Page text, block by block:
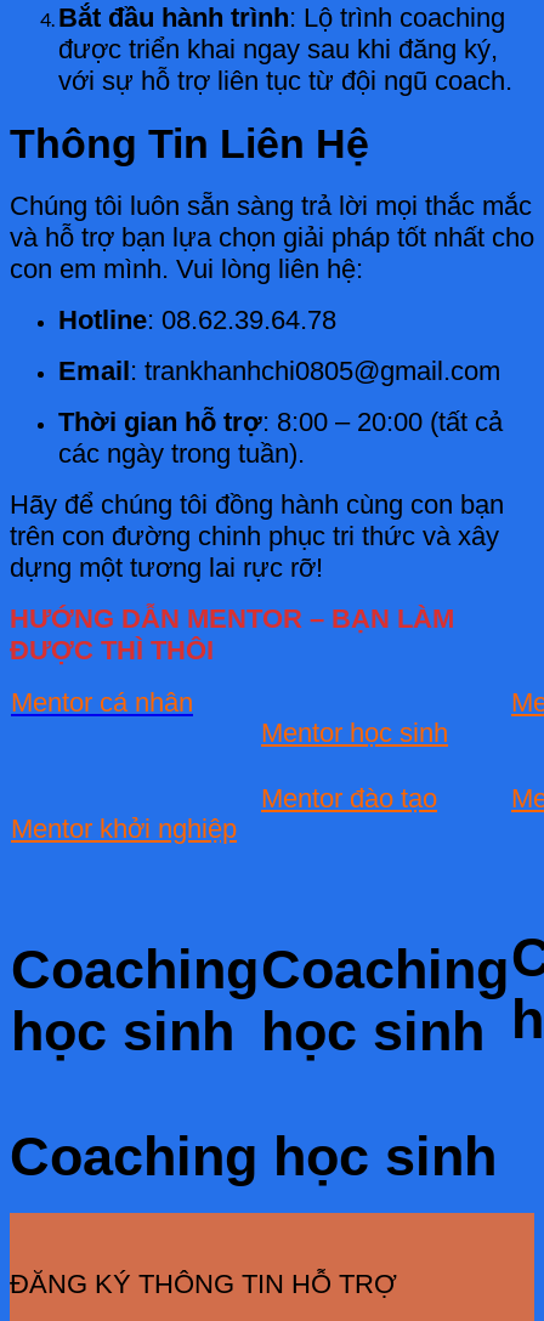
Bắt đầu hành trình: Lộ trình coaching
được triển khai ngay sau khi đăng ký,
với sự hỗ trợ liên tục từ đội ngũ coach.
Thông Tin Liên Hệ
Chúng tôi luôn sẵn sàng trả lời mọi thắc mắc
và hỗ trợ bạn lựa chọn giải pháp tốt nhất cho
con em mình. Vui lòng liên hệ:
Hotline: 08.62.39.64.78
Email : trankhanhchi0805@gmail.com
Thời gian hỗ trợ: 8:00 – 20:00 (tất cả
các ngày trong tuần).
Hãy để chúng tôi đồng hành cùng con bạn
trên con đường chinh phục tri thức và xây
dựng một tương lai rực rỡ!
HƯỚNG DẪN MENTOR – BẠN LÀM
ĐƯỢC THÌ THÔI
Mentor cá nhân
Mentor học sinh
Mentor khởi nghiệp
Mentor đào tạo
Coaching
học sinh
Coaching
học sinh
Coaching học sinh
ĐĂNG KÝ THÔNG TIN HỖ TRỢ